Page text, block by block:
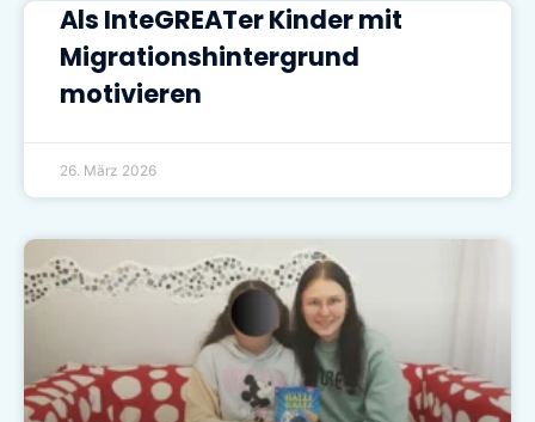
Als InteGREATer Kinder mit
Migrationshintergrund
motivieren
26. März 2026